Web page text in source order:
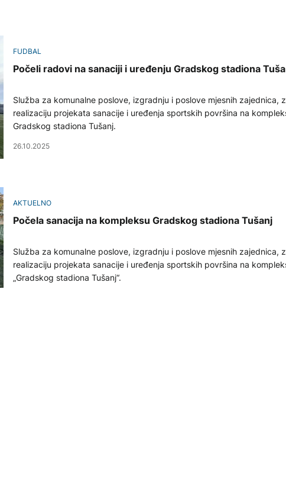
FUDBAL
Počeli radovi na sanaciji i uređenju Gradskog stadiona
Služba za komunalne poslove, izgradnju i poslove mjesnih zajednica,
realizaciju projekata sanacije i uređenja sportskih površina na
Gradskog stadiona Tušanj.
26.10.2025
AKTUELNO
Počela sanacija na kompleksu Gradskog stadiona Tušanj
Služba za komunalne poslove, izgradnju i poslove mjesnih zajednica,
realizaciju projekata sanacije i uređenja sportskih površina na
„Gradskog stadiona Tušanj“.